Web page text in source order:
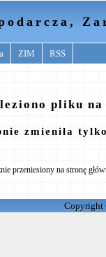
ZIM RSS
pliku
zmieniła
przeniesiony na stronę
Copyright